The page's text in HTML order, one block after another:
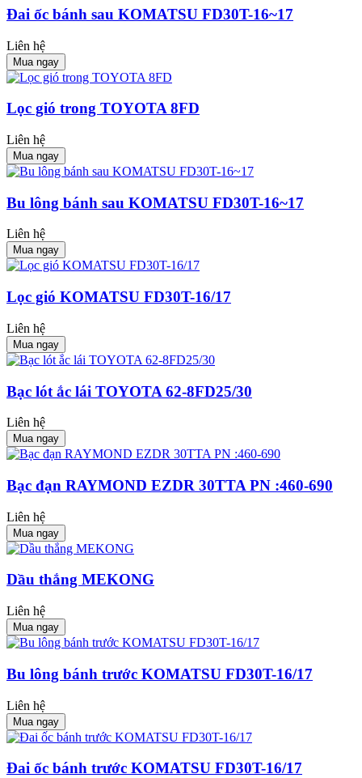
Đai ốc bánh sau KOMATSU FD30T-16~17
Liên hệ
Mua ngay
Lọc gió trong TOYOTA 8FD
Liên hệ
Mua ngay
Bu lông bánh sau KOMATSU FD30T-16~17
Liên hệ
Mua ngay
Lọc gió KOMATSU FD30T-16/17
Liên hệ
Mua ngay
Bạc lót ắc lái TOYOTA 62-8FD25/30
Liên hệ
Mua ngay
Bạc đạn RAYMOND EZDR 30TTA PN :460-690
Liên hệ
Mua ngay
Dầu thắng MEKONG
Liên hệ
Mua ngay
Bu lông bánh trước KOMATSU FD30T-16/17
Liên hệ
Mua ngay
Đai ốc bánh trước KOMATSU FD30T-16/17